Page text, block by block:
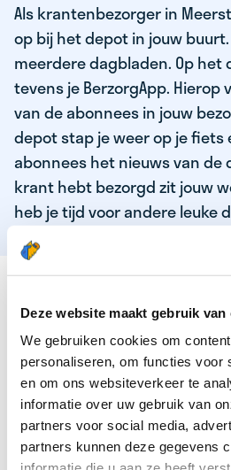
Deze website maakt gebruik van
We gebruiken cookies om
personaliseren, om functies voor
en om ons websiteverkeer te
informatie over uw gebruik van
partners voor social media,
partners kunnen deze gegevens
Als krantenbezorger in
op bij het depot in jouw
meerdere dagbladen. Op
tevens je BerzorgApp. Hierop
van de abonnees in jouw
depot stap je weer op je fiets
abonnees het nieuws van de
krant hebt bezorgd zit jouw
heb je tijd voor andere leuke
DEZE KWALITEITEN
KRANTENBEZORGER
Je bent verantwoordelijk en
Je houdt van lekker bewegen
Je houdt vooral van fijn werk
Je wordt blij van het bezorgen